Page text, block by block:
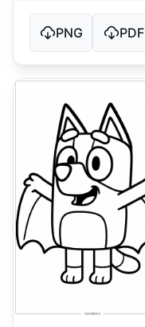
PNG PDF